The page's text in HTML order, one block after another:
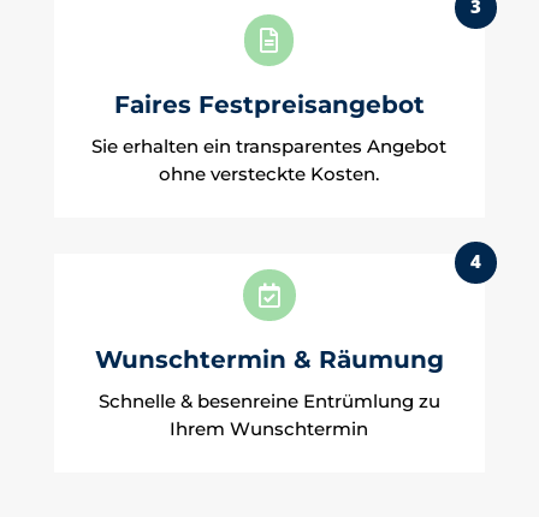

Faires Festpreisangebot
3
Sie erhalten ein transparentes Angebot
ohne versteckte Kosten.

Wunschtermin & Räumung
4
Schnelle & besenreine Entrümlung zu
Ihrem Wunschtermin